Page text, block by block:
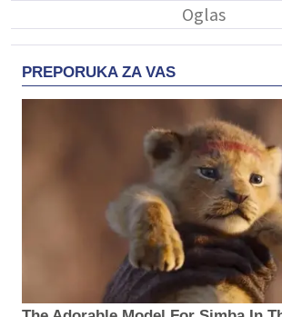
PREPORUKA ZA VAS